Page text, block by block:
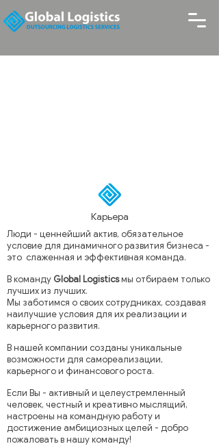
Карьера
Люди - ценнейший актив, обязательное
условие для динамичного развития бизнеса -
это слаженная и эффективная команда.
В команду Global Logisticsмы отбираем только
лучших из лучших.
Мы заботимся о своих сотрудниках, создавая
наилучшие условия для их реализации и
карьерного развития.
В нашей компании созданы уникальные
возможности для самореализации,
карьерного и финансового роста.
Если Вы - активный и целеустремленный
человек, честный и креативно мыслящий,
настроены на командную работу и
достижение амбициозных целей - добро
пожаловать в нашу команду!